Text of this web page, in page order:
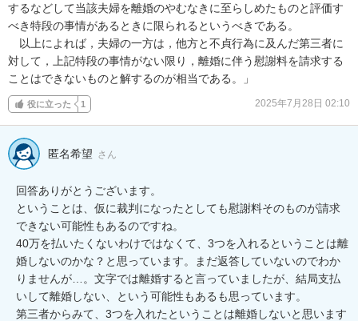
するなどして当該夫婦を離婚のやむなきに至らしめたものと評価す
べき特段の事情があるときに限られるというべきである。
以上によれば，夫婦の一方は，他方と不貞行為に及んだ第三者に
対して，上記特段の事情がない限り，離婚に伴う慰謝料を請求する
ことはできないものと解するのが相当である。」
役に立った 1 2025年7月28日 02:10
匿名希望 さん
回答ありがとうございます。
ということは、仮に裁判になったとしても慰謝料そのものが請求
できない可能性もあるのですね。
40万を払いたくないわけではなくて、3つを入れるということは離
婚しないのかな？と思っています。まだ返答していないのでわか
りませんが…。文字では離婚すると言っていましたが、結局支払
いして離婚しない、という可能性もあるも思っています。
第三者からみて、3つを入れたということは離婚しないと思います